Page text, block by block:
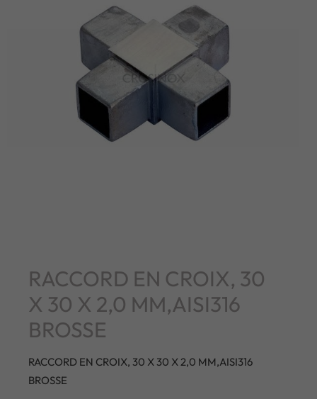
RACCORD EN CROIX, 30
X 30 X 2,0 MM,AISI316
BROSSE
RACCORD EN CROIX, 30 X 30 X 2,0 MM,AISI316
BROSSE